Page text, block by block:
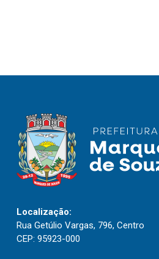
Localização:
Rua Getúlio Vargas, 796, Centro
CEP: 95923-000